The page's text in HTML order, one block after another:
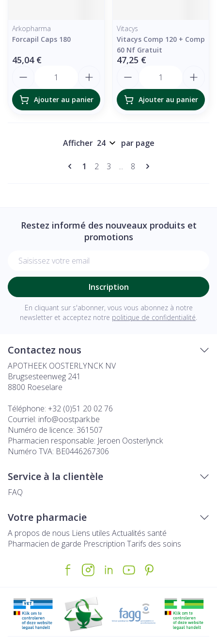
Arkopharma
Forcapil Caps 180
45,04 €
Ajouter au panier
Vitacys
Vitacys Comp 120 + Comp
60 Nf Gratuit
47,25 €
Ajouter au panier
Pages
Vous lisez actuellement la page
1 Page
2 Page
3 ... Page
8
Afficher par page
Restez informé des nouveaux produits et
promotions
Inscription
En cliquant sur s'abonner, vous vous abonnez à notre
newsletter et acceptez notre politique de confidentialité.
Contactez nous
APOTHEEK OOSTERLYNCK NV
Brugsesteenweg 241
8800 Roeselare
Téléphone: +32 (0)51 20 02 76
Courriel: info@oostpark.be
Numéro de licence: 361507
Pharmacien responsable: Jeroen Oosterlynck
Numéro TVA: BE0446267306
Service à la clientèle
FAQ
Votre pharmacie
A propos de nous Liens utiles Actualités santé
Pharmacien de garde Prescription Tarifs des soins